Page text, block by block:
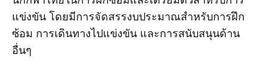
แข่งขัน โดยมีการจัดสรรงบประมาณสำหรับการฝึก
ซ้อม การเดินทางไปแข่งขัน และการสนับสนุนด้าน
อื่นๆ